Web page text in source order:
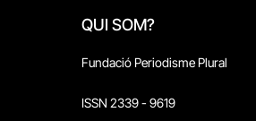
QUI SOM?
Fundació Periodisme Plural
ISSN 2339 - 9619